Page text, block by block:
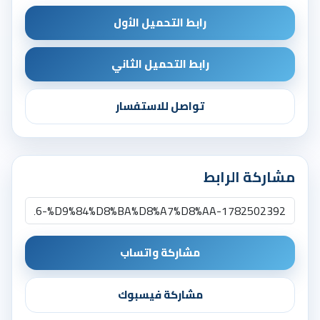
رابط التحميل الأول
رابط التحميل الثاني
تواصل للاستفسار
مشاركة الرابط
مشاركة واتساب
مشاركة فيسبوك